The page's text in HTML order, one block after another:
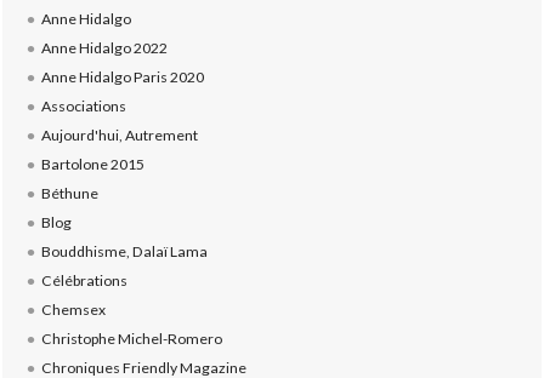
Anne Hidalgo
Anne Hidalgo 2022
Anne Hidalgo Paris 2020
Associations
Aujourd'hui, Autrement
Bartolone 2015
Béthune
Blog
Bouddhisme, Dalaï Lama
Célébrations
Chemsex
Christophe Michel-Romero
Chroniques Friendly Magazine